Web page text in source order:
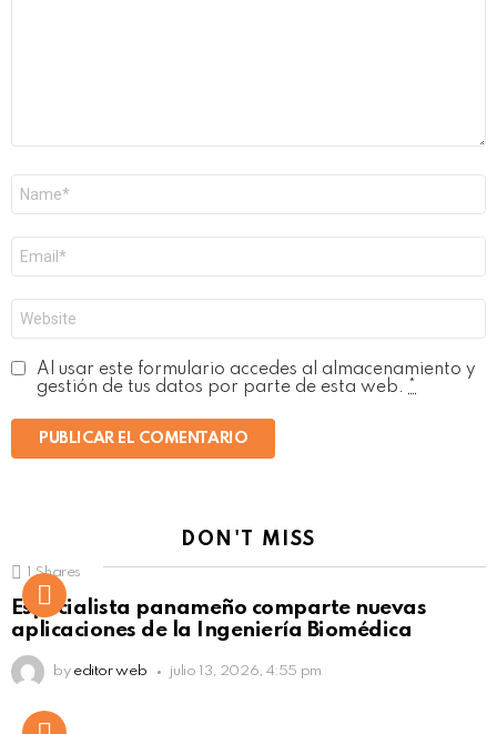
electrónico
*
Al usar este formulario accedes al almacenamiento y
gestión de tus datos por parte de esta web.
DON'T MISS
Click to view this post
Shares
Especialista panameño comparte nuevas
aplicaciones de la Ingeniería Biomédica
by editor web julio 13, 2026, 4:55 pm